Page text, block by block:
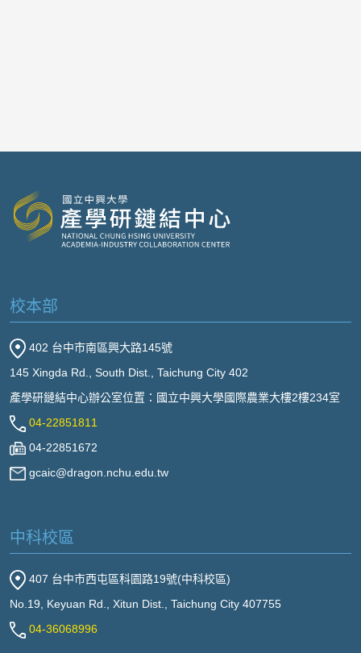
校本部
402 台中市南區興大路145號
145 Xingda Rd., South Dist., Taichung City 402
產學研鏈結中心辦公室位置：國立中興大學國際農業大樓2樓234室
04-22851811
04-22851672
gcaic@dragon.nchu.edu.tw
中科校區
407 台中市西屯區科園路19號(中科校區)
No.19, Keyuan Rd., Xitun Dist., Taichung City 407755
04-36068996